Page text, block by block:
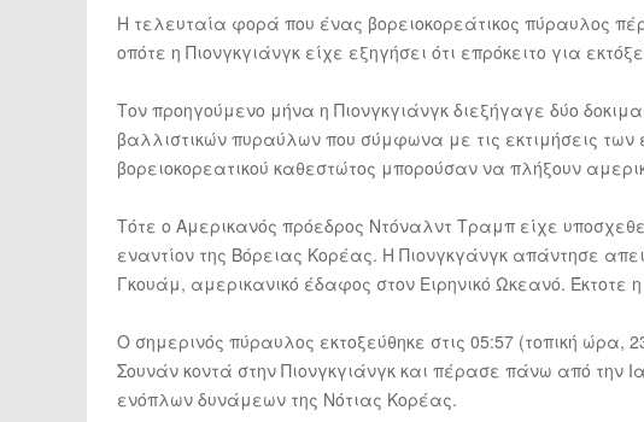
Η τελευταία φορά που ένας βορειοκορεάτικος πύραυλος
οπότε η Πιονγκγιάνγκ είχε εξηγήσει ότι επρόκειτο για
Τον προηγούμενο μήνα η Πιονγκγιάνγκ διεξήγαγε δύο
βαλλιστικών πυραύλων που σύμφωνα με τις εκτιμήσεις των
βορειοκορεατικού καθεστώτος μπορούσαν να πλήξουν
Τότε ο Αμερικανός πρόεδρος Ντόναλντ Τραμπ είχε
εναντίον της Βόρειας Κορέας. Η Πιονγκγάνγκ απάντησε
Γκουάμ, αμερικανικό έδαφος στον Ειρηνικό Ωκεανό. Έκτοτε
Ο σημερινός πύραυλος εκτοξεύθηκε στις 05:57 (τοπική
Σουνάν κοντά στην Πιονγκγιάνγκ και πέρασε πάνω από την
ενόπλων δυνάμεων της Νότιας Κορέας.